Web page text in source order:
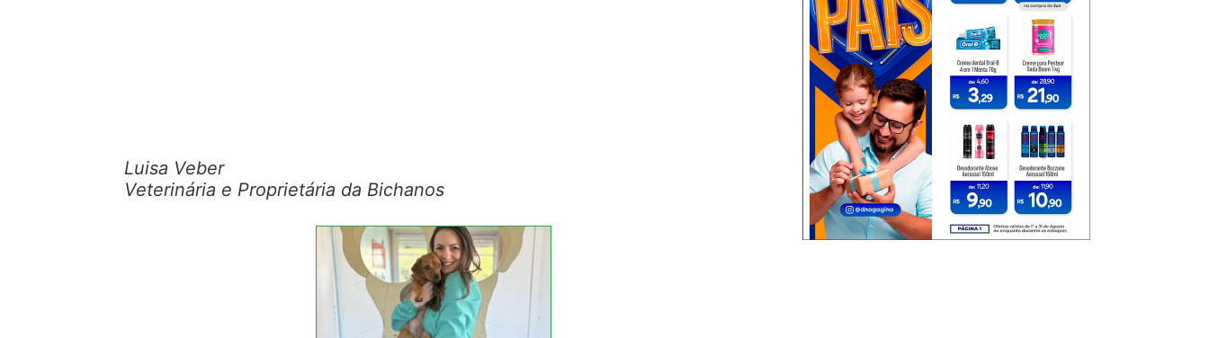
Luisa Veber
Veterinária e Proprietária da Bichanos